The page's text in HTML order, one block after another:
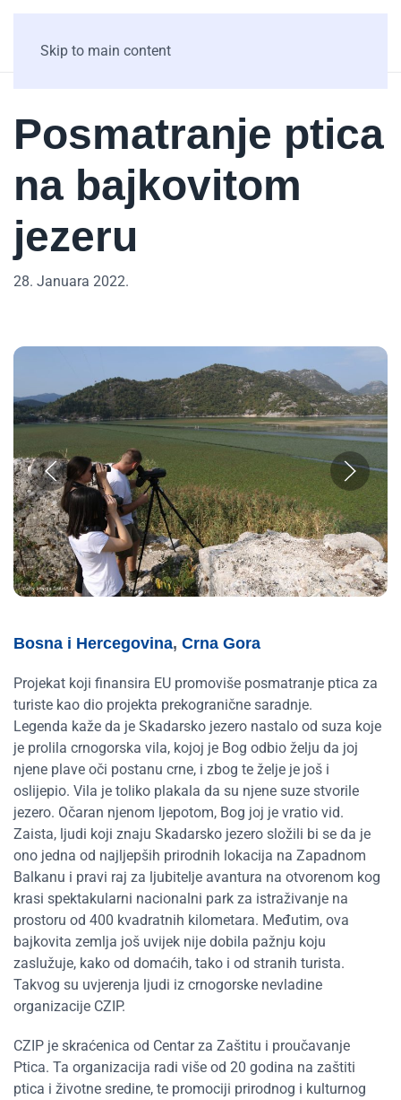
Skip to main content
Posmatranje ptica
na bajkovitom
jezeru
28. Januara 2022.
Bosna i Hercegovina, Crna Gora
Projekat koji finansira EU promoviše posmatranje ptica za
turiste kao dio projekta prekogranične saradnje.
Legenda kaže da je Skadarsko jezero nastalo od suza koje
je prolila crnogorska vila, kojoj je Bog odbio želju da joj
njene plave oči postanu crne, i zbog te želje je još i
oslijepio. Vila je toliko plakala da su njene suze stvorile
jezero. Očaran njenom ljepotom, Bog joj je vratio vid.
Zaista, ljudi koji znaju Skadarsko jezero složili bi se da je
ono jedna od najljepših prirodnih lokacija na Zapadnom
Balkanu i pravi raj za ljubitelje avantura na otvorenom kog
krasi spektakularni nacionalni park za istraživanje na
prostoru od 400 kvadratnih kilometara. Međutim, ova
bajkovita zemlja još uvijek nije dobila pažnju koju
zaslužuje, kako od domaćih, tako i od stranih turista.
Takvog su uvjerenja ljudi iz crnogorske nevladine
organizacije CZIP.
CZIP je skraćenica od Centar za Zaštitu i proučavanje
Ptica. Ta organizacija radi više od 20 godina na zaštiti
ptica i životne sredine, te promociji prirodnog i kulturnog